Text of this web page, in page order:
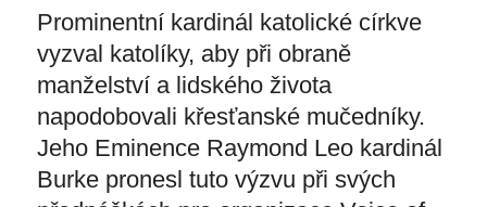
Prominentní kardinál katolické církve
vyzval katolíky, aby při obraně
manželství a lidského života
napodobovali křesťanské mučedníky.
Jeho Eminence Raymond Leo kardinál
Burke pronesl tuto výzvu při svých